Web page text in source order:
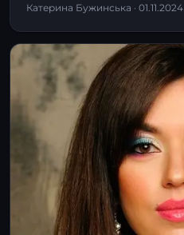
Катерина Бужинська · 01.11.2024